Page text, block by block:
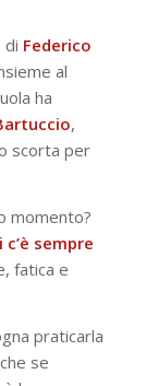
di Federico
al
ha
,
scorta per
momento?
sempre
fatica e
praticarla
se